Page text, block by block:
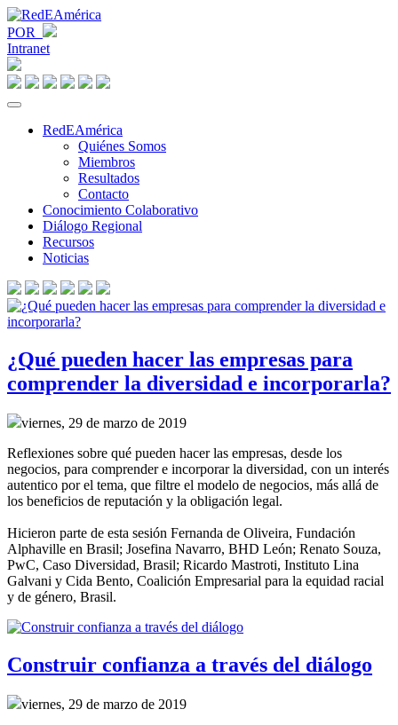
POR
Intranet
RedEAmérica
Quiénes Somos
Miembros
Resultados
Contacto
Conocimiento Colaborativo
Diálogo Regional
Recursos
Noticias
¿Qué pueden hacer las empresas para
comprender la diversidad e incorporarla?
viernes, 29 de marzo de 2019
Reflexiones sobre qué pueden hacer las empresas, desde los
negocios, para comprender e incorporar la diversidad, con un interés
autentico por el tema, que filtre el modelo de negocios, más allá de
los beneficios de reputación y la obligación legal.
Hicieron parte de esta sesión Fernanda de Oliveira, Fundación
Alphaville en Brasil; Josefina Navarro, BHD León; Renato Souza,
PwC, Caso Diversidad, Brasil; Ricardo Mastroti, Instituto Lina
Galvani y Cida Bento, Coalición Empresarial para la equidad racial
y de género, Brasil.
Construir confianza a través del diálogo
viernes, 29 de marzo de 2019